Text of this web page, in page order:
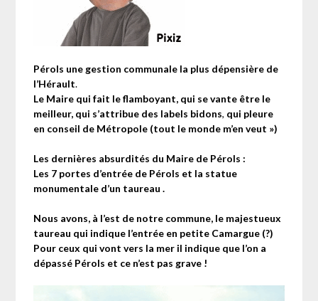
Pérols une gestion communale la plus dépensière de
l’Hérault.
Le Maire qui fait le flamboyant, qui se vante être le
meilleur, qui s’attribue des labels bidons, qui pleure
en conseil de Métropole (tout le monde m’en veut »)
Les dernières absurdités du Maire de Pérols :
Les 7 portes d’entrée de Pérols et la statue
monumentale d’un taureau .
Nous avons, à l’est de notre commune, le majestueux
taureau qui indique l’entrée en petite Camargue (?)
Pour ceux qui vont vers la mer il indique que l’on a
dépassé Pérols et ce n’est pas grave !